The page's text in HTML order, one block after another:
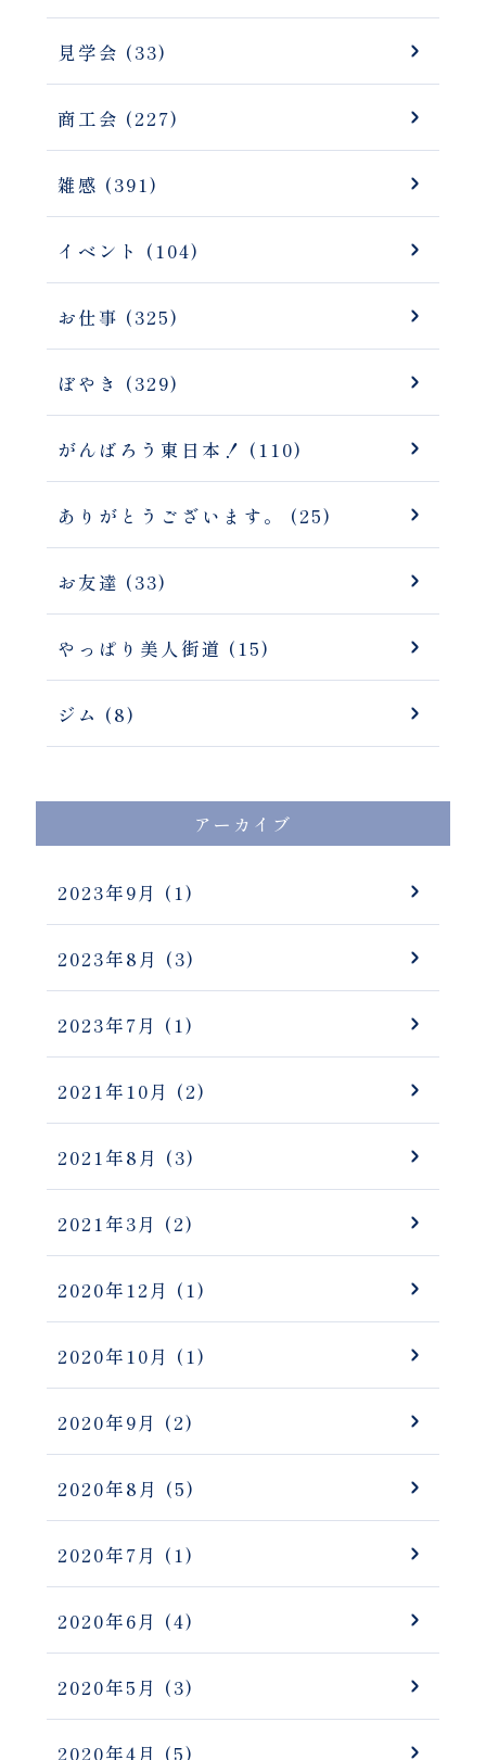
見学会 (33)
商工会 (227)
雑感 (391)
イベント (104)
お仕事 (325)
ぼやき (329)
がんばろう東日本！ (110)
ありがとうございます。 (25)
お友達 (33)
やっぱり美人街道 (15)
ジム (8)
アーカイブ
2023年9月 (1)
2023年8月 (3)
2023年7月 (1)
2021年10月 (2)
2021年8月 (3)
2021年3月 (2)
2020年12月 (1)
2020年10月 (1)
2020年9月 (2)
2020年8月 (5)
2020年7月 (1)
2020年6月 (4)
2020年5月 (3)
2020年4月 (5)